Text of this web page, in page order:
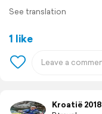
See translation
1 like
Kroatië 2018